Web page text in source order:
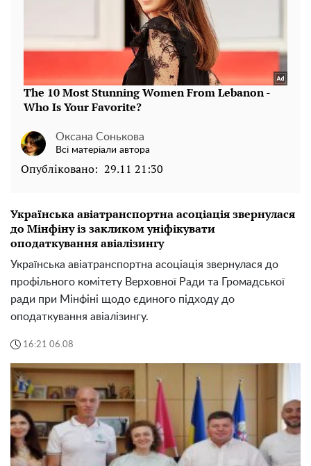
Оксана Сонькова
Всі матеріали автора
Опубліковано: 29.11 21:30
Українська авіатранспортна асоціація звернулася
до Мінфіну із закликом уніфікувати
оподаткування авіалізингу
Українська авіатранспортна асоціація звернулася до
профільного комітету Верховної Ради та Громадської
ради при Мінфіні щодо єдиного підходу до
оподаткування авіалізингу.
16:21 06.08